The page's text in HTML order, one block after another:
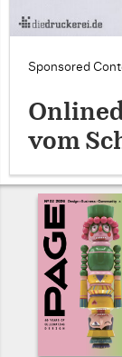
Sponsored
vom